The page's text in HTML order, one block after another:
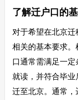
了解迁户口的
对于希望在北京
相关的基本要求
口通常需满足一
就读，并符合毕
迁至北京。通常